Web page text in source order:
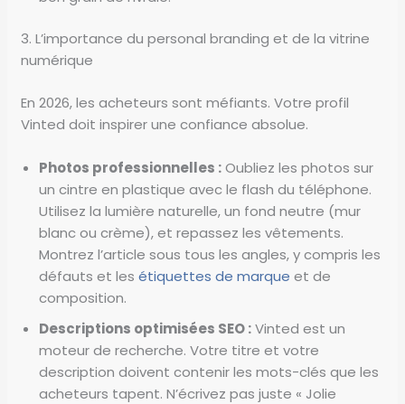
3. L’importance du personal branding et de la vitrine
numérique
En 2026, les acheteurs sont méfiants. Votre profil
Vinted doit inspirer une confiance absolue.
Photos professionnelles :Oubliez les photos sur
un cintre en plastique avec le flash du téléphone.
Utilisez la lumière naturelle, un fond neutre (mur
blanc ou crème), et repassez les vêtements.
Montrez l’article sous tous les angles, y compris les
défauts et lesétiquettes de marque et de
composition.
Descriptions optimisées SEO :Vinted est un
moteur de recherche. Votre titre et votre
description doivent contenir les mots-clés que les
acheteurs tapent. N’écrivez pas juste « Jolie